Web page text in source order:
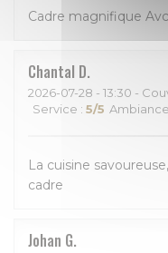
Cadre magnifique
Chantal D
2026-07-28 - 13:30 -
Service : 5/5 Ambiance
La cuisine
cadre
Johan G